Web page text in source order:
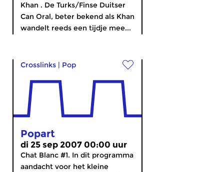
Khan . De Turks/Finse Duitser
Can Oral, beter bekend als Khan
wandelt reeds een tijdje mee...
Crosslinks | Pop
Popart
di 25 sep 2007 00:00 uur
Chat Blanc #1. In dit programma
aandacht voor het kleine